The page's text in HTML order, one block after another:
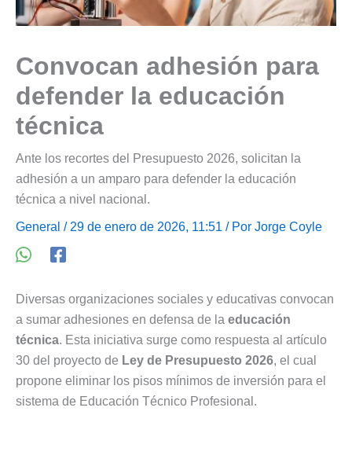
Convocan adhesión para
defender la educación
técnica
Ante los recortes del Presupuesto 2026, solicitan la
adhesión a un amparo para defender la educación
técnica a nivel nacional.
General / 29 de enero de 2026, 11:51 / Por Jorge Coyle
Diversas organizaciones sociales y educativas convocan
a sumar adhesiones en defensa de la educación
técnica. Esta iniciativa surge como respuesta al artículo
30 del proyecto de Ley de Presupuesto 2026, el cual
propone eliminar los pisos mínimos de inversión para el
sistema de Educación Técnico Profesional.